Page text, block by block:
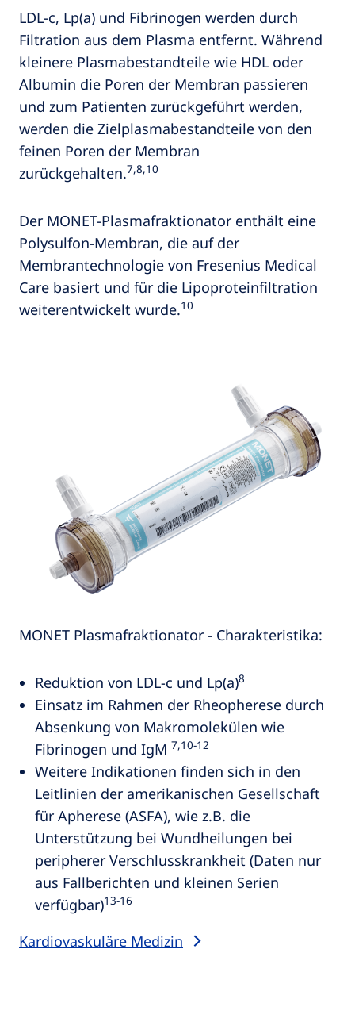
LDL-c, Lp(a) und Fibrinogen werden durch
Filtration aus dem Plasma entfernt. Während
kleinere Plasmabestandteile wie HDL oder
Albumin die Poren der Membran passieren
und zum Patienten zurückgeführt werden,
werden die Zielplasmabestandteile von den
feinen Poren der Membran
zurückgehalten.7,8,10
Der MONET-Plasmafraktionator enthält eine
Polysulfon-Membran, die auf der
Membrantechnologie von Fresenius Medical
Care basiert und für die Lipoproteinfiltration
weiterentwickelt wurde.10
MONET Plasmafraktionator - Charakteristika:
Reduktion von LDL-c und Lp(a)8
Einsatz im Rahmen der Rheopherese durch
Absenkung von Makromolekülen wie
Fibrinogen und IgM 7,10‑12
Weitere Indikationen finden sich in den
Leitlinien der amerikanischen Gesellschaft
für Apherese (ASFA), wie z.B. die
Unterstützung bei Wundheilungen bei
peripherer Verschlusskrankheit (Daten nur
aus Fallberichten und kleinen Serien
verfügbar)13‑16
Kardiovaskuläre Medizin